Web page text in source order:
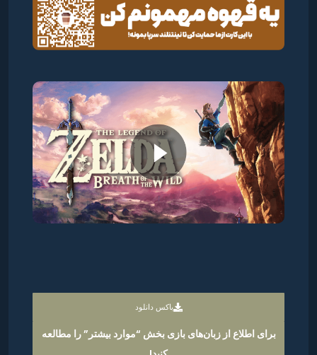
باکس دانلود
برای اطلاع از زبان‌های بازی بخش “موارد بیشتر” را مطالعه